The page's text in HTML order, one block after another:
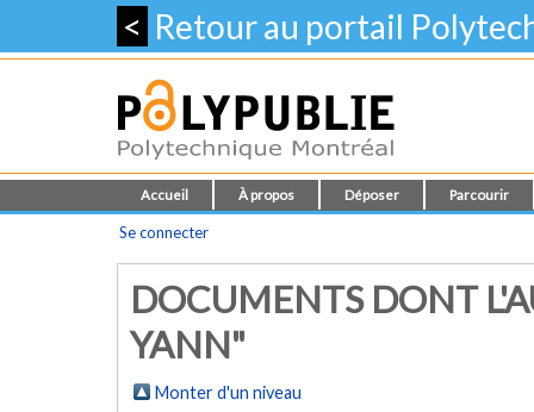
< Retour au portail
Accueil À propos Déposer Parcourir
Se connecter
DOCUMENTS DONT
YANN"
Monter d'un niveau